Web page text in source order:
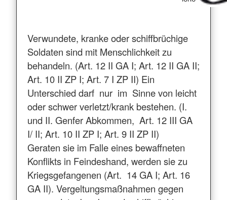
Verwundete, kranke oder schiffbrüchige
Soldaten sind mit Menschlichkeit zu
behandeln. (Art. 12 II GA I; Art. 12 II GA II;
Art. 10 II ZP I; Art. 7 I ZP II) Ein
Unterschied darf nur im Sinne von leicht
oder schwer verletzt/krank bestehen. (I.
und II. Genfer Abkommen, Art. 12 III GA
I/ II; Art. 10 II ZP I; Art. 9 II ZP II)
Geraten sie im Falle eines bewaffneten
Konflikts in Feindeshand, werden sie zu
Kriegsgefangenen (Art. 14 GA I; Art. 16
GA II). Vergeltungsmaßnahmen gegen